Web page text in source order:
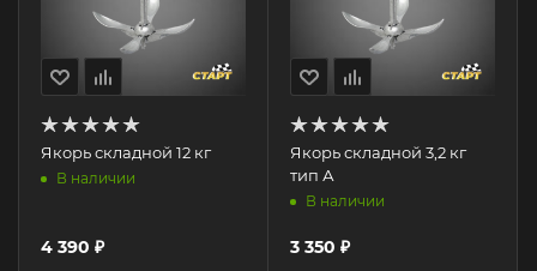
Якорь складной 12 кг
В наличии
4 390 ₽
Якорь складной 3,2 кг
тип А
В наличии
3 350 ₽